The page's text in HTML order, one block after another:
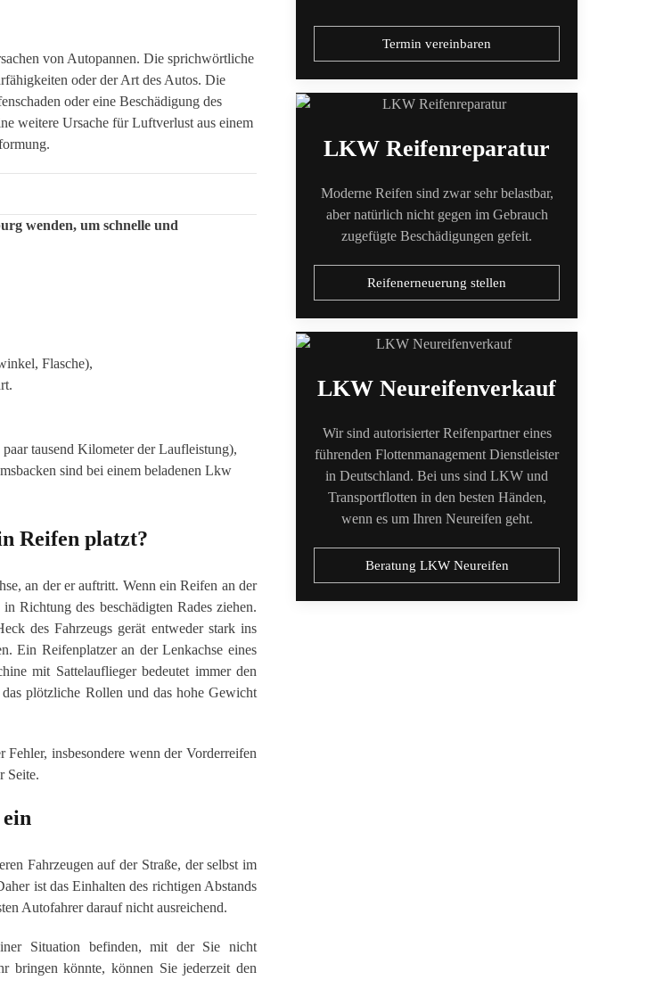
von Autopannen. Die sprichwörtliche
oder der Art des Autos. Die
oder eine Beschädigung des
weitere Ursache für Luftverlust aus einem
wenden, um schnelle und
Flasche),
tausend Kilometer der Laufleistung),
sind bei einem beladenen Lkw
Reifen platzt?
an der er auftritt. Wenn ein Reifen an der
Richtung des beschädigten Rades ziehen.
des Fahrzeugs gerät entweder stark ins
Ein Reifenplatzer an der Lenkachse eines
mit Sattelauflieger bedeutet immer den
plötzliche Rollen und das hohe Gewicht
Fehler, insbesondere wenn der Vorderreifen
Seite.
Fahrzeugen auf der Straße, der selbst im
ist das Einhalten des richtigen Abstands
Autofahrer darauf nicht ausreichend.
Situation befinden, mit der Sie nicht
bringen könnte, können Sie jederzeit den
Termin vereinbaren
LKW Reifenreparatur
Moderne Reifen sind zwar sehr belastbar,
aber natürlich nicht gegen im Gebrauch
zugefügte Beschädigungen gefeit.
Reifenerneuerung stellen
LKW Neureifenverkauf
Wir sind autorisierter Reifenpartner eines
führenden Flottenmanagement Dienstleister
in Deutschland. Bei uns sind LKW und
Transportflotten in den besten Händen,
wenn es um Ihren Neureifen geht.
Beratung LKW Neureifen